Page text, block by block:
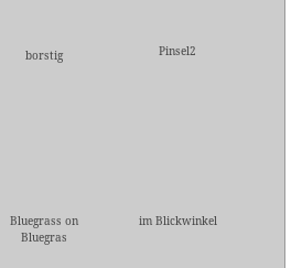
borstig Pinsel2
Bluegrass on
Bluegras
im Blickwinkel